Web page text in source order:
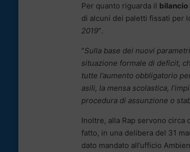
Per quanto riguarda il bilancio
di alcuni dei paletti fissati per
2019″.
“Sulla base dei nuovi parametri
situazione formale di deficit,
tutte l’aumento obbligatorio
asili, la mensa scolastica,
procedura di assunzione o
Inoltre, alla Rap servono
fatto, in una delibera del 31
dato mandato all’ufficio